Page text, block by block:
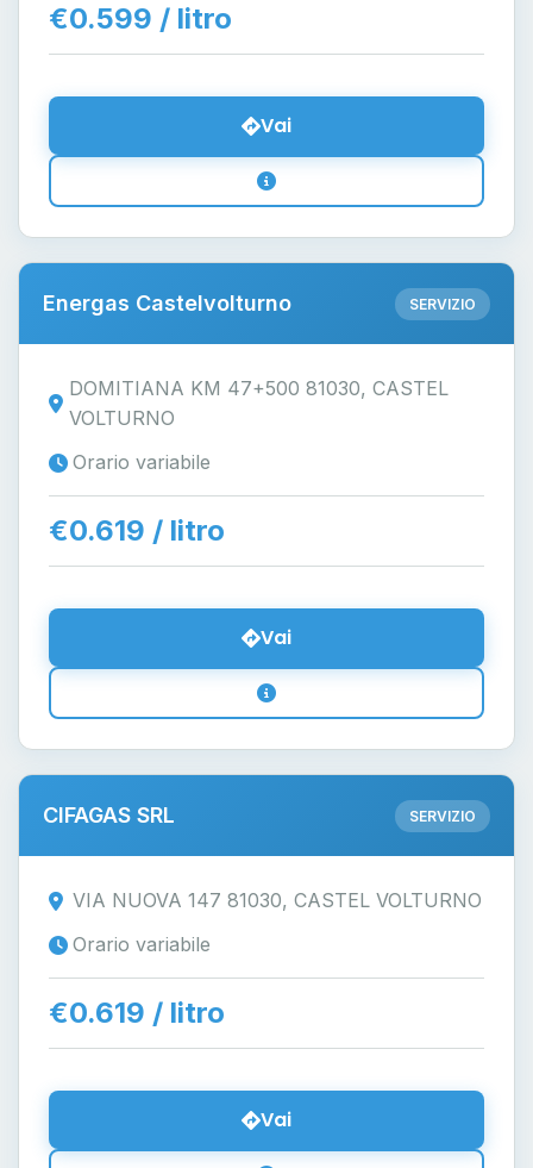
€0.599 / litro
Vai
Energas Castelvolturno SERVIZIO
DOMITIANA KM 47+500 81030, CASTEL
VOLTURNO
Orario variabile
€0.619 / litro
Vai
CIFAGAS SRL SERVIZIO
VIA NUOVA 147 81030, CASTEL VOLTURNO
Orario variabile
€0.619 / litro
Vai